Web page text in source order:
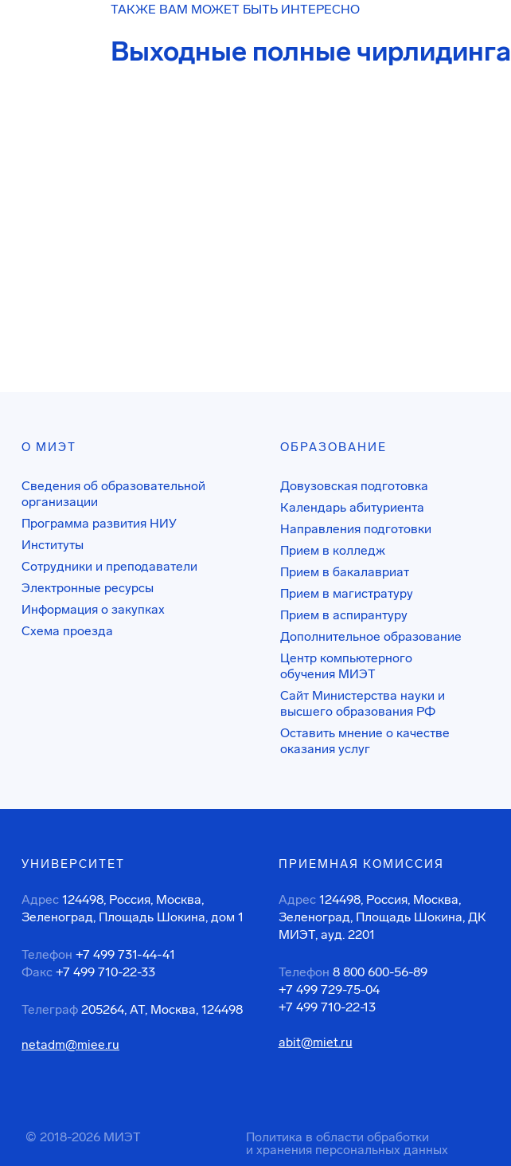
ТАКЖЕ ВАМ МОЖЕТ БЫТЬ ИНТЕРЕСНО
Выходные полные чирлидинга
О МИЭТ
Сведения об образовательной
организации
Программа развития НИУ
Институты
Сотрудники и преподаватели
Электронные ресурсы
Информация о закупках
Схема проезда
ОБРАЗОВАНИЕ
Довузовская подготовка
Календарь абитуриента
Направления подготовки
Прием в колледж
Прием в бакалавриат
Прием в магистратуру
Прием в аспирантуру
Дополнительное образование
Центр компьютерного
обучения МИЭТ
Сайт Министерства науки и
высшего образования РФ
Оставить мнение о качестве
оказания услуг
УНИВЕРСИТЕТ
Адрес 124498, Россия, Москва,
Зеленоград, Площадь Шокина, дом 1
Телефон +7 499 731-44-41
Факс +7 499 710-22-33
Телеграф 205264, АТ, Москва, 124498
netadm@miee.ru
ПРИЕМНАЯ КОМИССИЯ
Адрес 124498, Россия, Москва,
Зеленоград, Площадь Шокина, ДК
МИЭТ, ауд. 2201
Телефон 8 800 600-56-89
+7 499 729-75-04
+7 499 710-22-13
abit@miet.ru
© 2018-2026 МИЭТ
Политика в области обработки
и хранения персональных данных